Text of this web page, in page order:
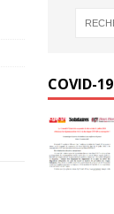
COVID-19